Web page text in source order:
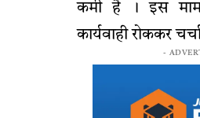
कमी है । इस
कार्यवाही रोककर
-